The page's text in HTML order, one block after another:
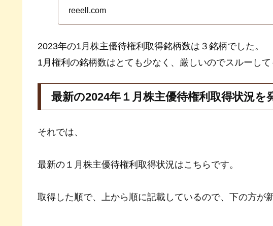
券、楽天証券。ＳＢＩ証券、ａｕカ
reeell.com
2023年の1月株主優待権利取得銘柄数は３銘柄でした。
1月権利の銘柄数はとても少なく、厳しいのでスルーして
最新の2024年１月株主優待権利取得状況を
それでは、
最新の１月株主優待権利取得状況はこちらです。
取得した順で、上から順に記載しているので、下の方が